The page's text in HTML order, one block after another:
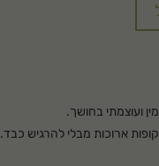
ועוצמתי בחושך.
ארוכות מבלי להרגיש כבד.